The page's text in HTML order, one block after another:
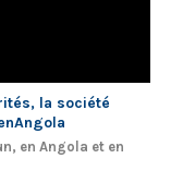
la société
en Angola et en